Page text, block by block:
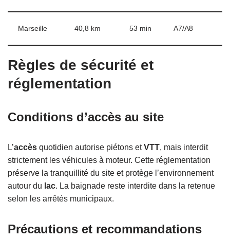
Marseille 40,8 km 53 min A7/A8
Règles de sécurité et
réglementation
Conditions d’accès au site
L’accès quotidien autorise piétons etVTT, mais interdit
strictement les véhicules à moteur. Cette réglementation
préserve la tranquillité du site et protège l’environnement
autour du lac. La baignade reste interdite dans la retenue
selon les arrêtés municipaux.
Précautions et recommandations